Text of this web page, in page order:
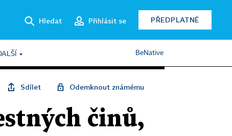
Hledat Přihlásit se PŘEDPLATNÉ
BeNative
Sdílet Odemknout známému
činů,